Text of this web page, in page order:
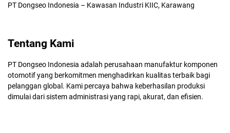
PT Dongseo Indonesia – Kawasan Industri KIIC, Karawang
Tentang Kami
PT Dongseo Indonesia adalah perusahaan manufaktur komponen
otomotif yang berkomitmen menghadirkan kualitas terbaik bagi
pelanggan global. Kami percaya bahwa keberhasilan produksi
dimulai dari sistem administrasi yang rapi, akurat, dan efisien.